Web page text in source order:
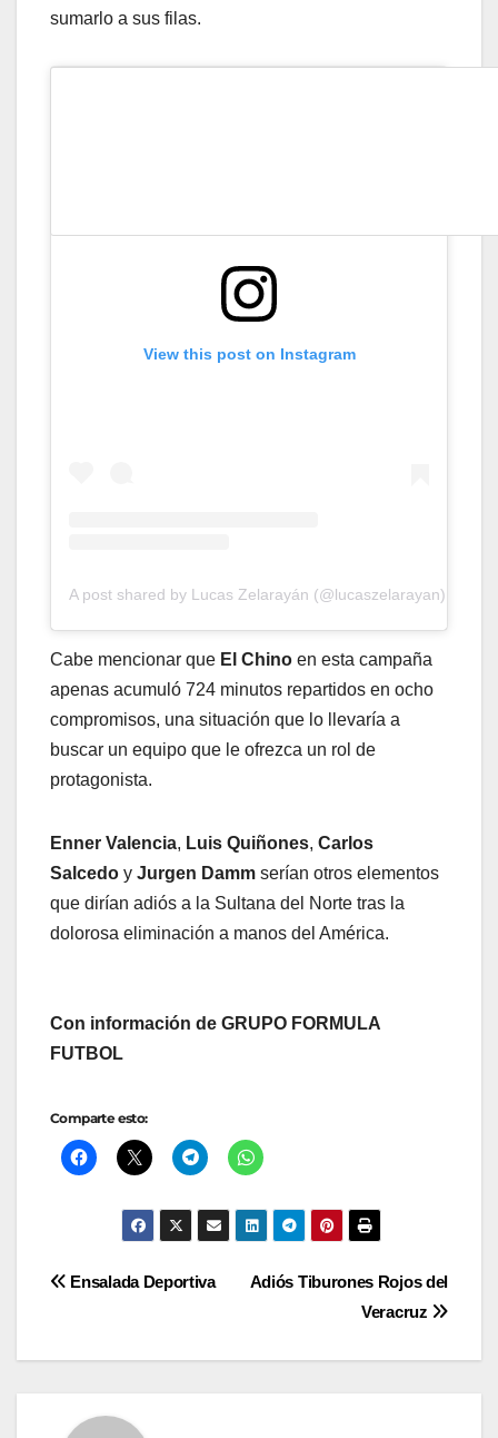
sumarlo a sus filas.
View this post on Instagram
A post shared by Lucas Zelarayán (@lucaszelarayan)
Cabe mencionar que El Chino en esta campaña
apenas acumuló 724 minutos repartidos en ocho
compromisos, una situación que lo llevaría a
buscar un equipo que le ofrezca un rol de
protagonista.
Enner Valencia, Luis Quiñones, Carlos
Salcedo y Jurgen Damm serían otros elementos
que dirían adiós a la Sultana del Norte tras la
dolorosa eliminación a manos del América.
Con información de GRUPO FORMULA
FUTBOL
Comparte esto:
NavegaciónAdiós Tiburones Rojos del
Veracruz
Ensalada Deportiva